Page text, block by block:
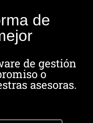
de
de gestión
o
asesoras.